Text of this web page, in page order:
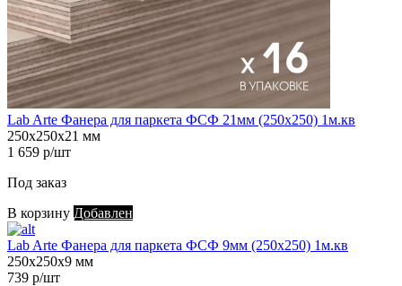
Lab Arte Фанера для паркета ФСФ 21мм (250х250) 1м.кв
250х250х21 мм
1 659 р/шт
Под заказ
В корзину Добавлен
Lab Arte Фанера для паркета ФСФ 9мм (250х250) 1м.кв
250х250х9 мм
739 р/шт